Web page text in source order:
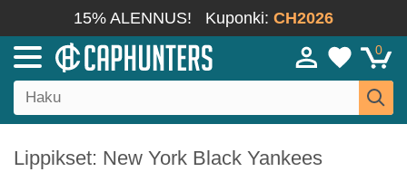
15% ALENNUS! Kuponki: CH2026
0
Lippikset: New York Black Yankees